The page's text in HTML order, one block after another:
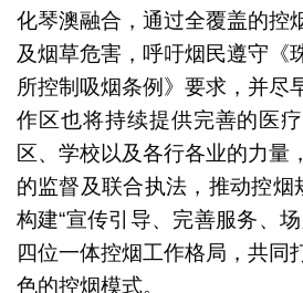
化琴澳融合，通过全覆盖的控
及烟草危害，呼吁烟民遵守《
所控制吸烟条例》要求，并尽
作区也将持续提供完善的医
区、学校以及各行各业的力量
的监督及联合执法，推动控烟
构建“宣传引导、完善服务、
四位一体控烟工作格局，共同
色的控烟模式。